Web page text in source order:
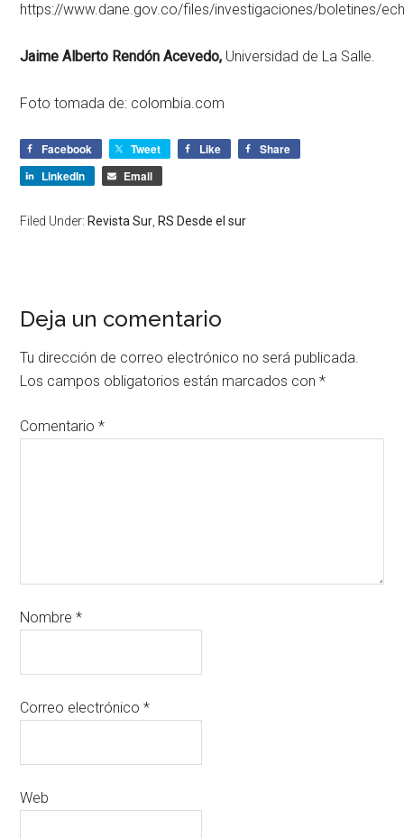
https://www.dane.gov.co/files/investigaciones/boletines/
Jaime Alberto Rendón Acevedo, Universidad de La Salle.
Foto tomada de: colombia.com
Facebook Tweet Like
Share
LinkedIn
Email
Filed Under: Revista Sur, RS Desde el sur
Deja un comentario
Tu dirección de correo electrónico no será publicada.
Los campos obligatorios están marcados con*
Comentario*
Nombre*
Correo electrónico*
Web